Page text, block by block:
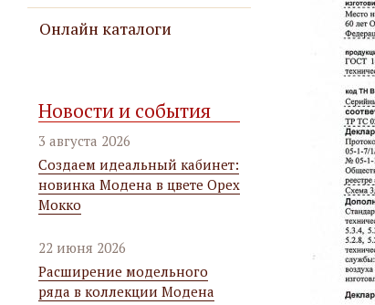
Онлайн каталоги
Новости и события
3 августа 2026
Создаем идеальный кабинет:
новинка Модена в цвете Орех
Мокко
22 июня 2026
Расширение модельного
ряда в коллекции Модена